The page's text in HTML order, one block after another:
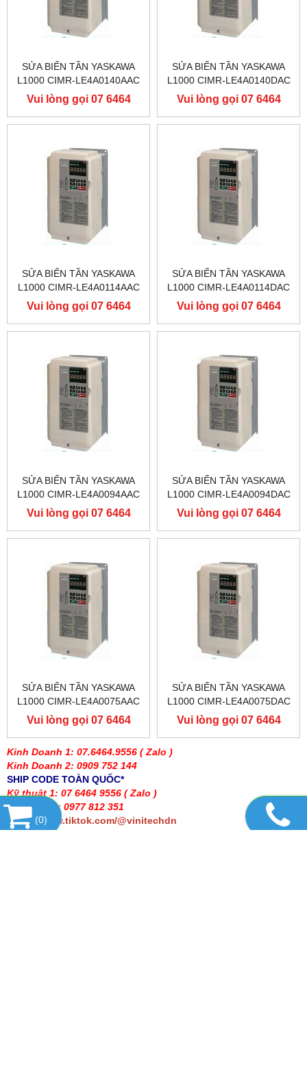
Kinh Doanh 1: 07.6464.9556 ( Zalo )
Kinh Doanh 2: 0909 752 144
SHIP CODE TOÀN QUỐC*
Kỹ thuật 1: 07 6464 9556 ( Zalo )
Kỹ thuật 2 : 0977 812 351
https://www.tiktok.com/@vinitechdn
SỬA BIẾN TẦN YASKAWA
L1000 CIMR-LE4A0140AAC
400V 75KW, BIẾN TẦN
YASKAWA L1000
Vui lòng gọi 07 6464
9556
SỬA BIẾN TẦN YASKAWA
L1000 CIMR-LE4A0140DAC
400V 75KW, BIẾN TẦN
YASKAWA L1000
Vui lòng gọi 07 6464
9556
SỬA BIẾN TẦN YASKAWA
L1000 CIMR-LE4A0114AAC
400V 55KW, BIẾN TẦN
YASKAWA L1000
Vui lòng gọi 07 6464
9556
SỬA BIẾN TẦN YASKAWA
L1000 CIMR-LE4A0114DAC
400V 55KW, BIẾN TẦN
YASKAWA L1000
Vui lòng gọi 07 6464
9556
SỬA BIẾN TẦN YASKAWA
L1000 CIMR-LE4A0094AAC
400V 45KW, BIẾN TẦN
YASKAWA L1000
Vui lòng gọi 07 6464
9556
SỬA BIẾN TẦN YASKAWA
L1000 CIMR-LE4A0094DAC
400V 45KW, BIẾN TẦN
YASKAWA L1000
Vui lòng gọi 07 6464
9556
SỬA BIẾN TẦN YASKAWA
L1000 CIMR-LE4A0075AAC
400V 37KW, BIẾN TẦN
YASKAWA L1000
Vui lòng gọi 07 6464
9556
SỬA BIẾN TẦN YASKAWA
L1000 CIMR-LE4A0075DAC
400V 37KW, BIẾN TẦN
YASKAWA L1000
Vui lòng gọi 07 6464
9556
(0)